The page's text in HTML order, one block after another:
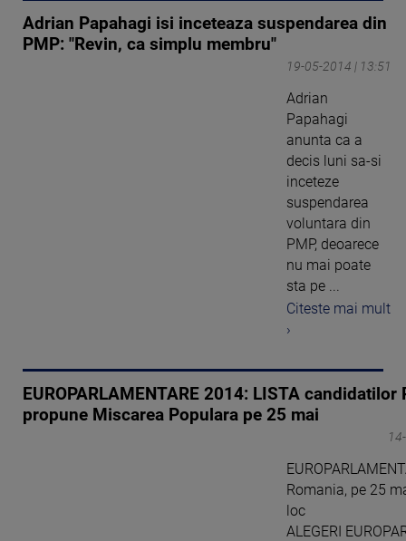
Adrian Papahagi isi inceteaza suspendarea din
PMP: "Revin, ca simplu membru"
19-05-2014 | 13:51
Adrian
Papahagi
anunta ca a
decis luni sa-si
inceteze
suspendarea
voluntara din
PMP, deoarece
nu mai poate
sta pe ...
Citeste mai mult
›
EUROPARLAMENTARE 2014: LISTA candidatilor
propune Miscarea Populara pe 25 mai
Romania, pe 25
loc
ALEGERI